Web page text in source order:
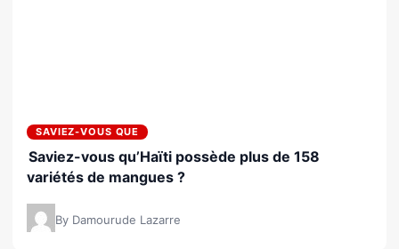
SAVIEZ-VOUS QUE
Saviez-vous qu’Haïti possède plus de 158
variétés de mangues ?
By Damourude Lazarre